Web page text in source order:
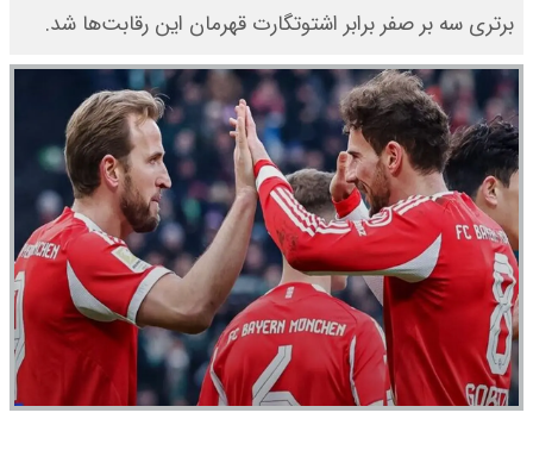
برتری سه بر صفر برابر اشتوتگارت قهرمان این رقابت‌ها شد.